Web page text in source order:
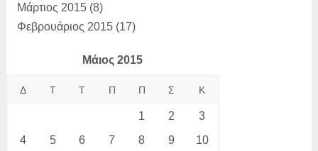
Μάρτιος 2015(8)
Φεβρουάριος 2015(17)
Μάιος 2015
Δ Τ Τ Π Π Σ Κ
1 2
3
4
5 6 7 8 9
10